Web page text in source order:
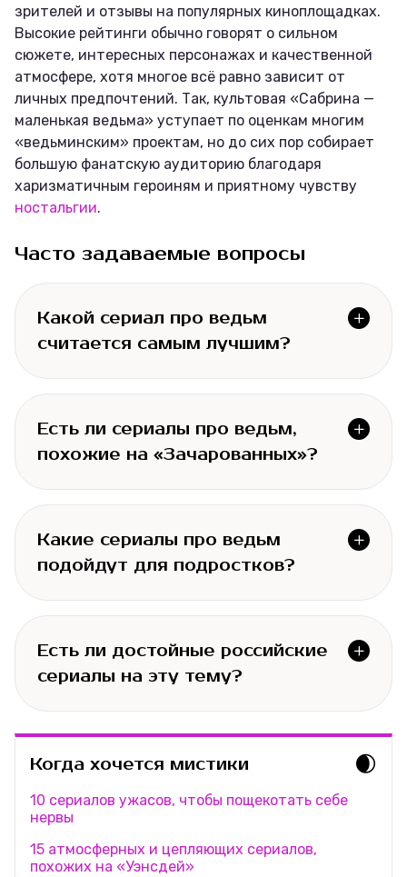
зрителей и отзывы на популярных киноплощадках.
Высокие рейтинги обычно говорят о сильном
сюжете, интересных персонажах и качественной
атмосфере, хотя многое всё равно зависит от
личных предпочтений. Так, культовая «Сабрина —
маленькая ведьма» уступает по оценкам многим
«ведьминским» проектам, но до сих пор собирает
большую фанатскую аудиторию благодаря
харизматичным героиням и приятному чувству
ностальгии.
Часто задаваемые вопросы
Какой сериал про ведьм
считается самым лучшим?
Есть ли сериалы про ведьм,
похожие на «Зачарованных»?
Какие сериалы про ведьм
подойдут для подростков?
Есть ли достойные российские
сериалы на эту тему?
Когда хочется мистики 🌒
10 сериалов ужасов, чтобы пощекотать себе
нервы
15 атмосферных и цепляющих сериалов,
похожих на «Уэнсдей»